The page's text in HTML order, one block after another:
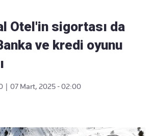
Otel'in sigortası da
ve kredi oyunu
07 Mart, 2025 - 02:00